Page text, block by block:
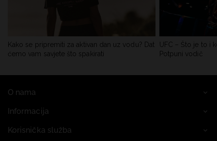
Kako se pripremiti za aktivan dan uz vodu? Dat
ćemo vam savjete što spakirati
UFC – Što je to i
Potpuni vodič
O nama
Informacija
Korisnička služba